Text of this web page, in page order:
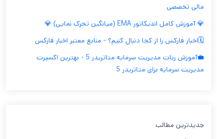
مالی تخصصی
💎 آموزش کامل اندیکاتور EMA (میانگین تحرک نمایی) 💎
🗓️اخبار فارکس را از کجا دنبال کنیم؟ - منابع معتبر اخبار فارکس
💼آموزش ربات مدیریت سرمایه متاتریدر 5 - بهترین اکسپرت
مدیریت سرمایه برای متاتریدر 5
جدیدترین مطالب